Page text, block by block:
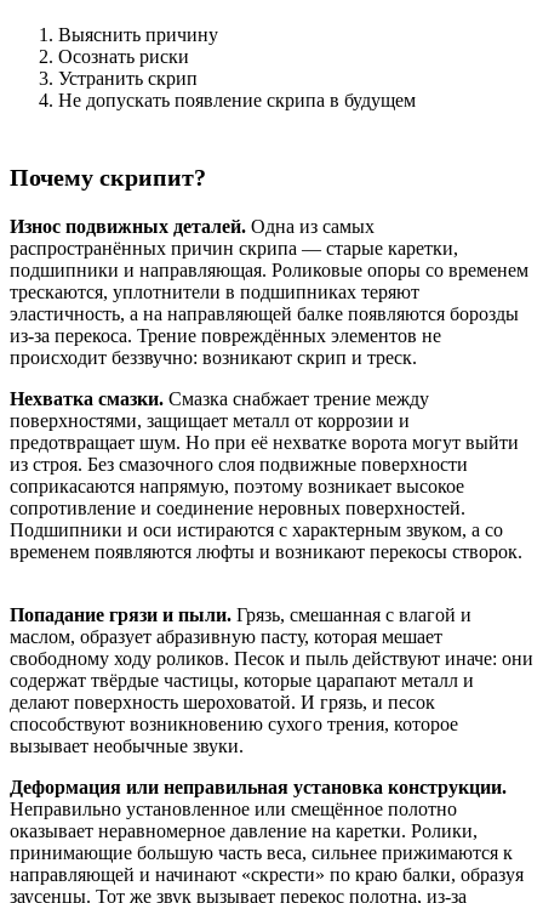
Выяснить причину
Осознать риски
Устранить скрип
Не допускать появление скрипа в будущем
Почему скрипит?
Износ подвижных деталей. Одна из самых
распространённых причин скрипа — старые каретки,
подшипники и направляющая. Роликовые опоры со временем
трескаются, уплотнители в подшипниках теряют
эластичность, а на направляющей балке появляются борозды
из-за перекоса. Трение повреждённых элементов не
происходит беззвучно: возникают скрип и треск.
Нехватка смазки. Смазка снабжает трение между
поверхностями, защищает металл от коррозии и
предотвращает шум. Но при её нехватке ворота могут выйти
из строя. Без смазочного слоя подвижные поверхности
соприкасаются напрямую, поэтому возникает высокое
сопротивление и соединение неровных поверхностей.
Подшипники и оси истираются с характерным звуком, а со
временем появляются люфты и возникают перекосы створок.
Попадание грязи и пыли. Грязь, смешанная с влагой и
маслом, образует абразивную пасту, которая мешает
свободному ходу роликов. Песок и пыль действуют иначе: они
содержат твёрдые частицы, которые царапают металл и
делают поверхность шероховатой. И грязь, и песок
способствуют возникновению сухого трения, которое
вызывает необычные звуки.
Деформация или неправильная установка конструкции.
Неправильно установленное или смещённое полотно
оказывает неравномерное давление на каретки. Ролики,
принимающие большую часть веса, сильнее прижимаются к
направляющей и начинают «скрести» по краю балки, образуя
заусенцы. Тот же звук вызывает перекос полотна, из-за